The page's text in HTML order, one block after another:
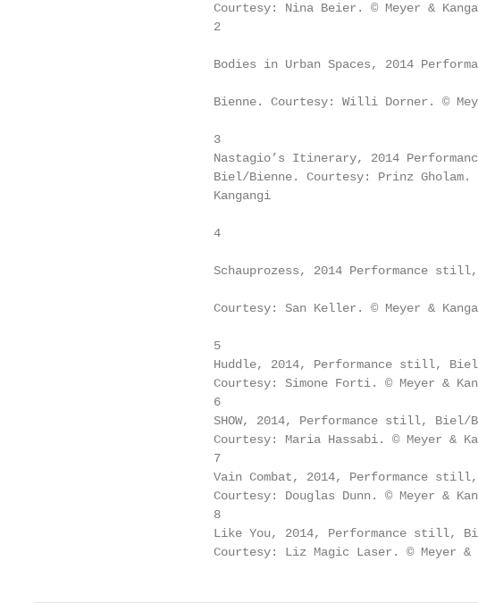
Courtesy: Nina Beier. © Meyer &
                         2
Bodies in Urban Spaces, 2014
Bienne. Courtesy: Willi Dorner. ©
                         3
Nastagio’s Itinerary, 2014
Biel/Bienne. Courtesy: Prinz
Kangangi
                         4
Schauprozess, 2014 Performance
Courtesy: San Keller. © Meyer &
5
Huddle, 2014, Performance still,
Courtesy: Simone Forti. © Meyer &
6
SHOW, 2014, Performance still,
Courtesy: Maria Hassabi. © Meyer &
7
Vain Combat, 2014, Performance
Courtesy: Douglas Dunn. © Meyer &
                         8
Like You, 2014, Performance still,
Courtesy: Liz Magic Laser. © Meyer &